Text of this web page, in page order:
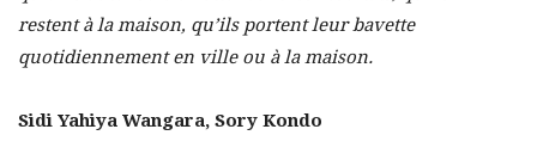
restent à la maison, qu’ils portent leur bavette
quotidiennement en ville ou à la maison.
Sidi Yahiya Wangara, Sory Kondo